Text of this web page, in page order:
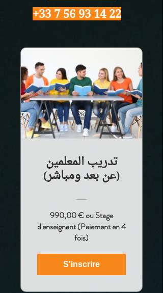
+33 7 56 93 14 22
تدريب المعلمين
(عن بعد ومباشر)
990,00 € ou Stage
d'enseignant (Paiement en 4
fois)
S'inscrire